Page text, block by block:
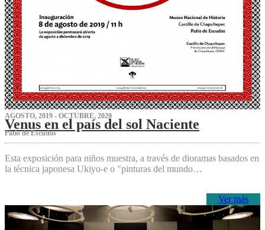
AGOSTO, 2019 - OCTUBRE, 2020
Venus en el país del sol Naciente
P‌atio de Escudos
Esta exposición para niños muestra, a través de dioramas basados en
la técnica japonesa Ukiyo-e o "pinturas del mundo…
Ver más